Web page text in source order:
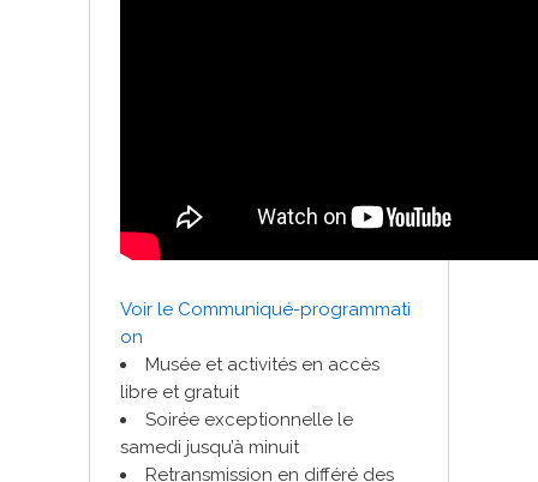
Voir le Communiqué-programmati
on
Musée et activités en accès
libre et gratuit
Soirée exceptionnelle le
samedi jusqu’à minuit
Retransmission en différé des